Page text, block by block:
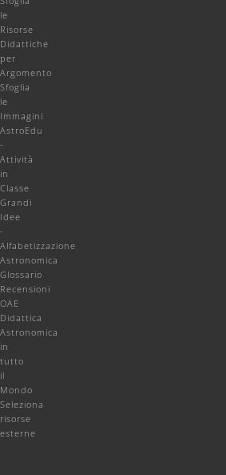
le
Risorse
Didattiche
per
Argomento
Sfoglia
le
Immagini
AstroEdu
-
Attività
in
Classe
Grandi
Idee
-
Alfabetizzazione
Astronomica
Glossario
Recensioni
OAE
Didattica
Astronomica
in
tutto
il
Mondo
Seleziona
risorse
esterne